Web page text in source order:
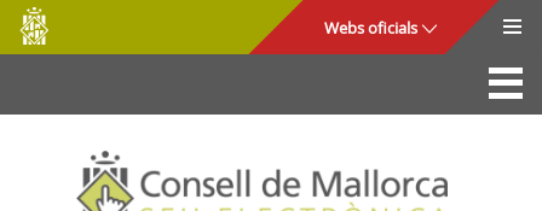
Salta al contingut principal
Consell
de
Mallorca
Webs oficials
La Seu
Consell de Mallorca